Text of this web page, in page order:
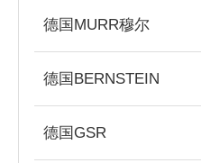
德国MURR穆尔
德国BERNSTEIN
德国GSR